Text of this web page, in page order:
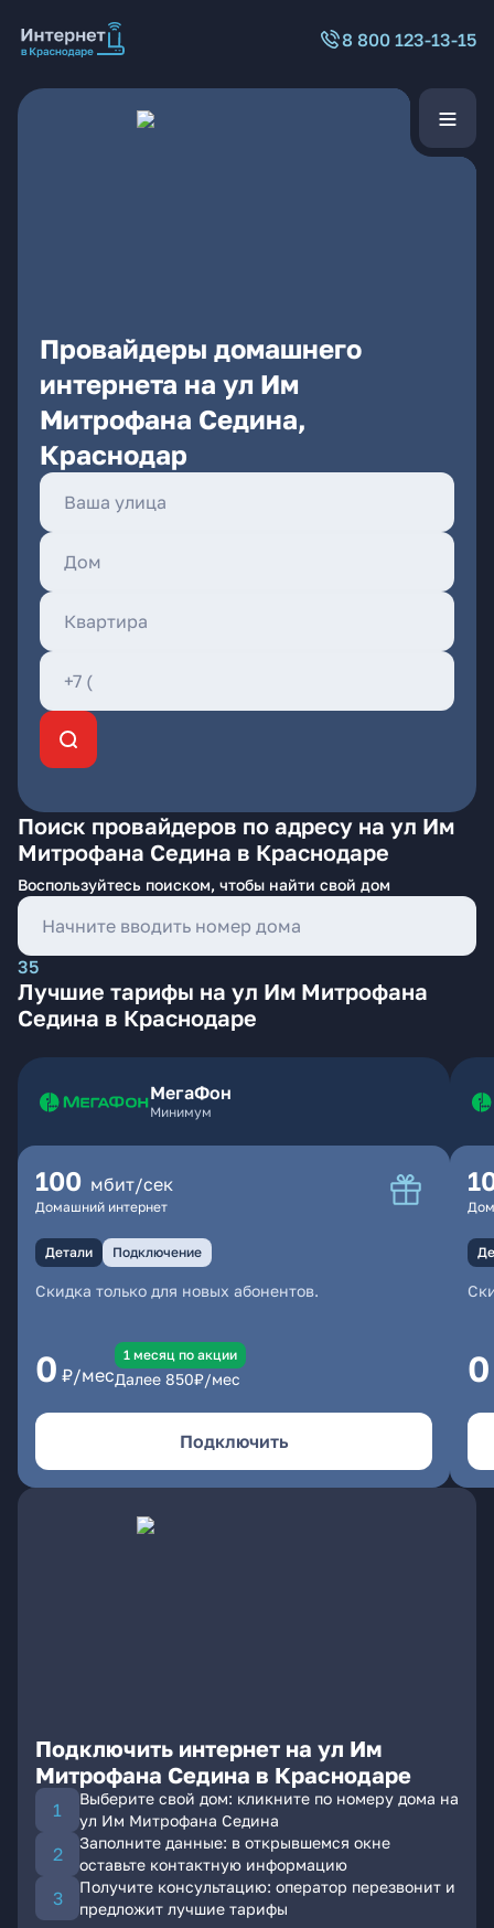
8 800 123-13-15
Провайдеры домашнего
интернета на ул Им
Митрофана Седина,
Краснодар
Поиск провайдеров по адресу на ул Им
Митрофана Седина в Краснодаре
Воспользуйтесь поиском, чтобы найти свой дом
35
Лучшие тарифы на ул Им Митрофана
Седина в Краснодаре
МегаФон
Минимум
100 мбит/сек
Домашний интернет
Детали Подключение
Скидка только для новых абонентов.
0 ₽/мес
1 месяц по акции
Далее 850₽/мес
Подключить
0
Подключить интернет на ул Им
Митрофана Седина в Краснодаре
Выберите свой дом: кликните по номеру дома на
ул Им Митрофана Седина
Заполните данные: в открывшемся окне
оставьте контактную информацию
Получите консультацию: оператор перезвонит и
предложит лучшие тарифы